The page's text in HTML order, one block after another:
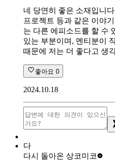
네 당연히 좋은 소재입니
프로젝트 등과 같은 이야
는 다른 에피소드를 할 수
있는 부분이며, 멘티분이
때문에 저는 더 좋다고 생
좋아요 0
2024.10.18
다
다시 돌아온 상코미코